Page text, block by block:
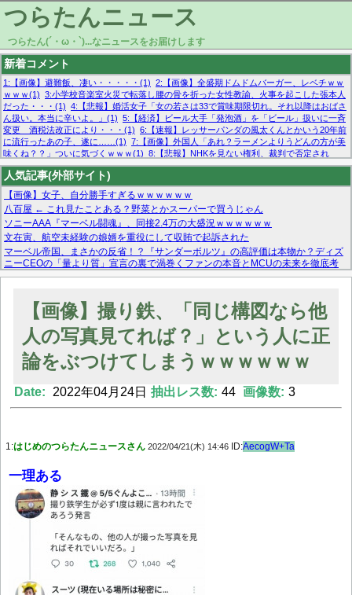
つらたんニュース
つらたん(´・ω・`)...なニュースをお届けします
新着コメント
1:【画像】避難飯、凄い・・・・・(1) 2:【画像】全盛期ドムドムバーガー、レベチｗｗ
ｗｗｗ(1) 3:小学校音楽室火災で転落し腰の骨を折った女性教諭、火事を起こした張本人
だった・・・(1) 4:【悲報】婚活女子「女の若さは33で賞味期限切れ。それ以降はおばさ
ん扱い。本当に辛いよ。」(1) 5:【経済】ビール大手「発泡酒」を「ビール」扱いに一斉
変更 酒税法改正により・・・(1) 6:【速報】レッサーパンダの風太くんとかいう20年前
に流行ったあの子、遂に……(1) 7:【画像】外国人「あれ？ラーメンよりうどんの方が美
味くね？？」ついに気づくｗｗｗ(1) 8:【悲報】NHKを見ない権利、裁判で否定され
る・・・(1) 9:欧州委員長「原発縮小は間違いでした」(1) 10:【悲報】日本企業の人手不
足、限界突破 52%「正社員も足りてません…」(1)
人気記事(外部サイト)
【画像】女子、自分勝手すぎるｗｗｗｗｗｗ
八百屋 ← これ見たことある？野菜とかスーパーで買うじゃん
ソニーAAA『マーベル闘魂』、同接2.4万の大盛況ｗｗｗｗｗｗ
文在寅、航空未経験の娘婿を重役にして収賄で起訴された
マーベル帝国、まさかの反省！？『サンダーボルツ』の高評価は本物か？ディズ
ニーCEOの「量より質」宣言の裏で渦巻くファンの本音とMCUの未来を徹底考
察！
【画像あり】FacebookとかTwitterで拾ったエロ画像貼ってくよ
Powered by livedoor 相互RSS
【画像】撮り鉄、「同じ構図なら他
人の写真見てれば？」という人に正
論をぶつけてしまうｗｗｗｗｗｗ
Date: 2022年04月24日 抽出レス数: 44 画像数: 3
1:はじめのつらたんニュースさん 2022/04/21(木) 14:46 ID:AecogW+Ta
一理ある